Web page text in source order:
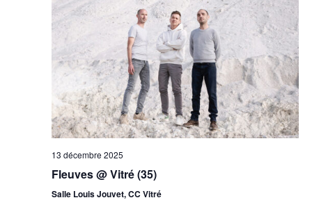
13 décembre 2025
Fleuves @ Vitré (35)
Salle Louis Jouvet, CC Vitré